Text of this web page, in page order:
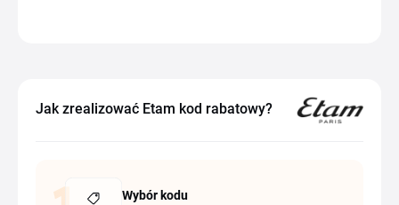
Jak zrealizować Etam kod rabatowy?
Wybór kodu